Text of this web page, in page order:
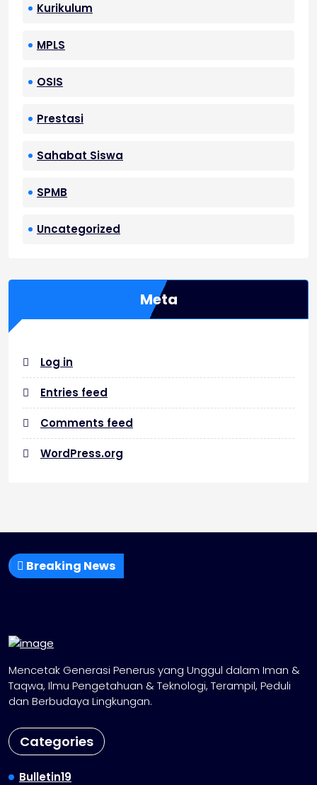
Kurikulum
MPLS
OSIS
Prestasi
Sahabat Siswa
SPMB
Uncategorized
Meta
Log in
Entries feed
Comments feed
WordPress.org
Breaking News
Mencetak Generasi Penerus yang Unggul dalam Iman &
Taqwa, Ilmu Pengetahuan & Teknologi, Terampil, Peduli
dan Berbudaya Lingkungan.
Categories
Bulletin19